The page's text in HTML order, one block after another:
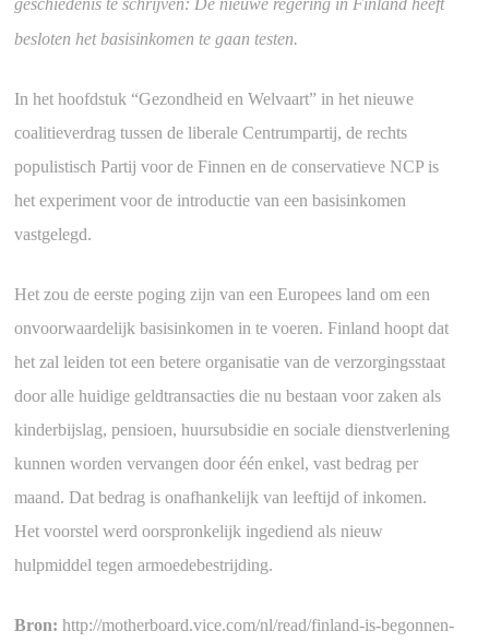
geschiedenis te schrijven: De nieuwe regering in Finland heeft
besloten het basisinkomen te gaan testen.
In het hoofdstuk “Gezondheid en Welvaart” in het nieuwe
coalitieverdrag tussen de liberale Centrumpartij, de rechts
populistisch Partij voor de Finnen en de conservatieve NCP is
het experiment voor de introductie van een basisinkomen
vastgelegd.
Het zou de eerste poging zijn van een Europees land om een
onvoorwaardelijk basisinkomen in te voeren. Finland hoopt dat
het zal leiden tot een betere organisatie van de verzorgingsstaat
door alle huidige geldtransacties die nu bestaan voor zaken als
kinderbijslag, pensioen, huursubsidie en sociale dienstverlening
kunnen worden vervangen door één enkel, vast bedrag per
maand. Dat bedrag is onafhankelijk van leeftijd of inkomen.
Het voorstel werd oorspronkelijk ingediend als nieuw
hulpmiddel tegen armoedebestrijding.
Bron:http://motherboard.vice.com/nl/read/finland-is-begonnen-